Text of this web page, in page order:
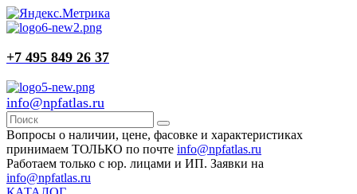
+7 495 849 26 37
info@npfatlas.ru
Вопросы о наличии, цене, фасовке и характеристиках
принимаем ТОЛЬКО по почте info@npfatlas.ru
Работаем только с юр. лицами и ИП. Заявки на
info@npfatlas.ru